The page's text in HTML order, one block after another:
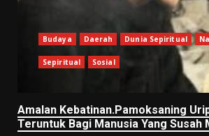
Budaya Daerah Dunia Sepiritual
Sepiritual Sosial
Amalan Kebatinan.Pamoksaning
Teruntuk Bagi Manusia Yang Susah